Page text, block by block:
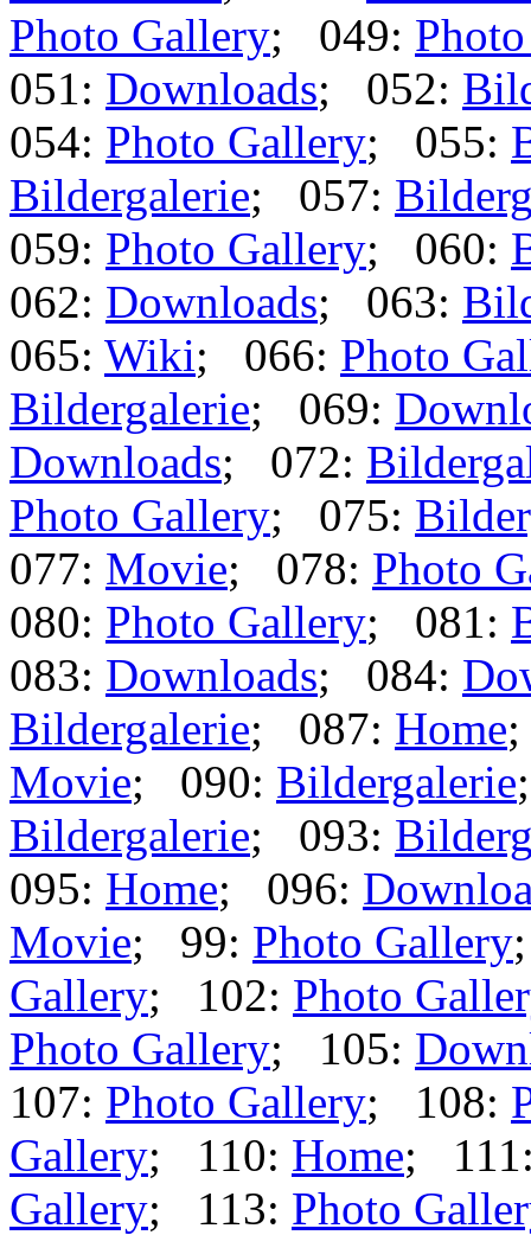
Photo Gallery; 049:
051: Downloads; 052:
054: Photo Gallery; 055:
Bildergalerie; 057:
059: Photo Gallery; 060:
062: Downloads; 063:
065: Wiki; 066: Photo
Bildergalerie; 069:
Downloads; 072:
Photo Gallery; 075:
077: Movie; 078: Photo
080: Photo Gallery; 081:
083: Downloads; 084:
Bildergalerie; 087: Home
Movie; 090: Bildergalerie
Bildergalerie; 093:
095: Home; 096:
Movie; 99: Photo Gallery
Gallery; 102: Photo
Photo Gallery; 105:
107: Photo Gallery; 108:
Gallery; 110: Home;
Gallery; 113: Photo